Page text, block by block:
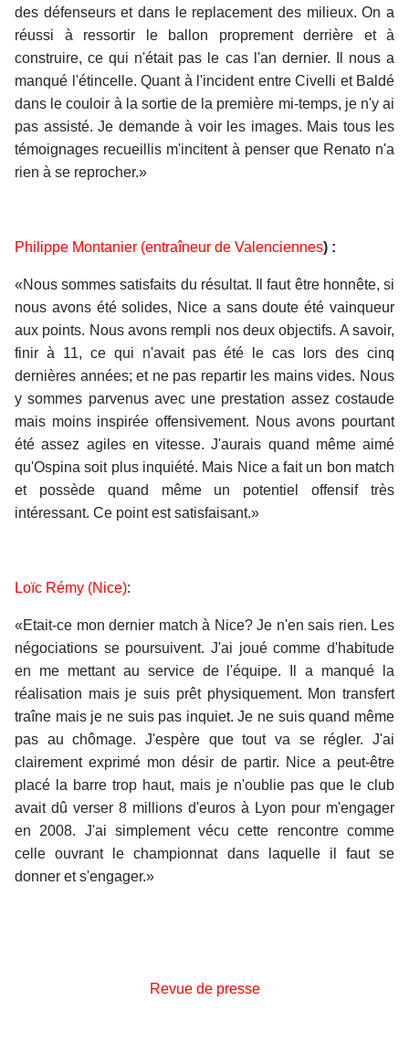
des défenseurs et dans le replacement des milieux. On a
réussi à ressortir le ballon proprement derrière et à
construire, ce qui n'était pas le cas l'an dernier. Il nous a
manqué l'étincelle. Quant à l'incident entre Civelli et Baldé
dans le couloir à la sortie de la première mi-temps, je n'y ai
pas assisté. Je demande à voir les images. Mais tous les
témoignages recueillis m'incitent à penser que Renato n'a
rien à se reprocher.»
Philippe Montanier (entraîneur de Valenciennes) :
«Nous sommes satisfaits du résultat. Il faut être honnête, si
nous avons été solides, Nice a sans doute été vainqueur
aux points. Nous avons rempli nos deux objectifs. A savoir,
finir à 11, ce qui n'avait pas été le cas lors des cinq
dernières années; et ne pas repartir les mains vides. Nous
y sommes parvenus avec une prestation assez costaude
mais moins inspirée offensivement. Nous avons pourtant
été assez agiles en vitesse. J'aurais quand même aimé
qu'Ospina soit plus inquiété. Mais Nice a fait un bon match
et possède quand même un potentiel offensif très
intéressant. Ce point est satisfaisant.»
Loïc Rémy (Nice):
«Etait-ce mon dernier match à Nice? Je n'en sais rien. Les
négociations se poursuivent. J'ai joué comme d'habitude
en me mettant au service de l'équipe. Il a manqué la
réalisation mais je suis prêt physiquement. Mon transfert
traîne mais je ne suis pas inquiet. Je ne suis quand même
pas au chômage. J'espère que tout va se régler. J'ai
clairement exprimé mon désir de partir. Nice a peut-être
placé la barre trop haut, mais je n'oublie pas que le club
avait dû verser 8 millions d'euros à Lyon pour m'engager
en 2008. J'ai simplement vécu cette rencontre comme
celle ouvrant le championnat dans laquelle il faut se
donner et s'engager.»
Revue de presse